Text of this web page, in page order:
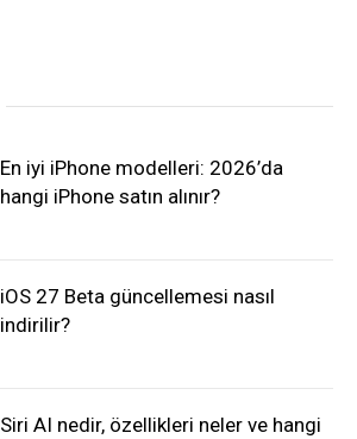
En iyi iPhone modelleri: 2026’da
hangi iPhone satın alınır?
iOS 27 Beta güncellemesi nasıl
indirilir?
Siri AI nedir, özellikleri neler ve hangi